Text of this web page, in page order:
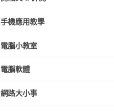
手機應用教學
電腦小教室
電腦軟體
網路大小事